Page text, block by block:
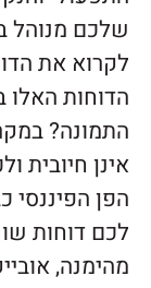
שלכם מנוהל
לקרוא את
הדוחות האלו
התמונה?
אינן חיובית
הפן הפיננסי
לכם דוחות
מהימנה,